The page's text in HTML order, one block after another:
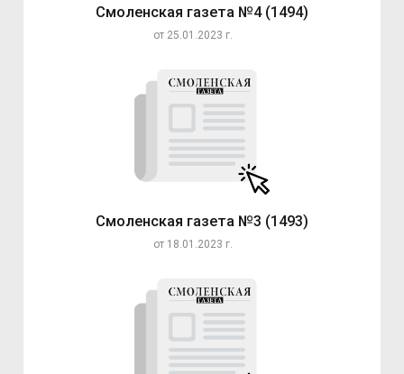
Смоленская газета №4 (1494)
от 25.01.2023 г.
Смоленская газета №3 (1493)
от 18.01.2023 г.